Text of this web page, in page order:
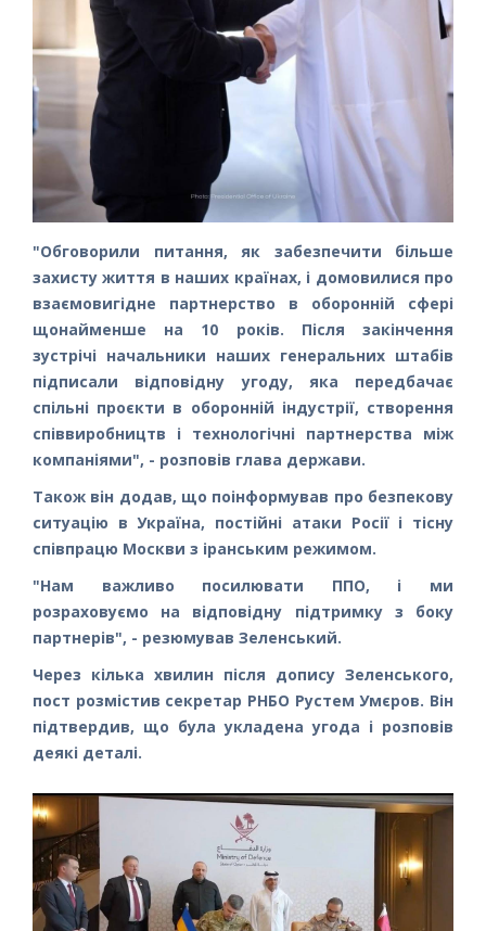
"Обговорили питання, як забезпечити більше
захисту життя в наших країнах, і домовилися про
взаємовигідне партнерство в оборонній сфері
щонайменше на 10 років. Після закінчення
зустрічі начальники наших генеральних штабів
підписали відповідну угоду, яка передбачає
спільні проєкти в оборонній індустрії, створення
співвиробництв і технологічні партнерства між
компаніями", - розповів глава держави.
Також він додав, що поінформував про безпекову
ситуацію в Україна, постійні атаки Росії і тісну
співпрацю Москви з іранським режимом.
"Нам важливо посилювати ППО, і ми
розраховуємо на відповідну підтримку з боку
партнерів", - резюмував Зеленський.
Через кілька хвилин після допису Зеленського,
пост розмістив секретар РНБО Рустем Умєров. Він
підтвердив, що була укладена угода і розповів
деякі деталі.